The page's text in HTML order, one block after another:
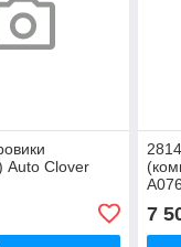
Auto Clover
7